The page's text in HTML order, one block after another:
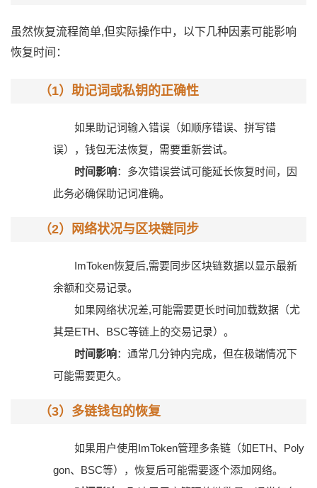
虽然恢复流程简单,但实际操作中，以下几种因素可能影响
恢复时间：
（1）助记词或私钥的正确性
如果助记词输入错误（如顺序错误、拼写错
误），钱包无法恢复，需要重新尝试。
时间影响：多次错误尝试可能延长恢复时间，因
此务必确保助记词准确。
（2）网络状况与区块链同步
ImToken恢复后,需要同步区块链数据以显示最新
余额和交易记录。
如果网络状况差,可能需要更长时间加载数据（尤
其是ETH、BSC等链上的交易记录）。
时间影响：通常几分钟内完成，但在极端情况下
可能需要更久。
（3）多链钱包的恢复
如果用户使用ImToken管理多条链（如ETH、Poly
gon、BSC等），恢复后可能需要逐个添加网络。